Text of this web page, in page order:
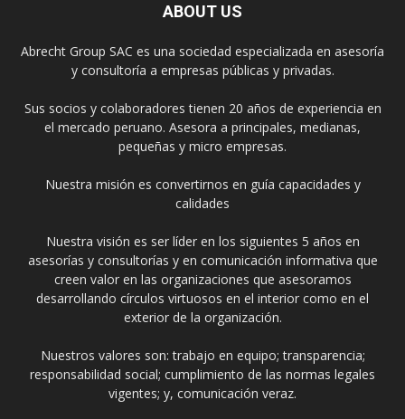
ABOUT US
Abrecht Group SAC es una sociedad especializada en asesoría
y consultoría a empresas públicas y privadas.
Sus socios y colaboradores tienen 20 años de experiencia en
el mercado peruano. Asesora a principales, medianas,
pequeñas y micro empresas.
Nuestra misión es convertirnos en guía capacidades y
calidades
Nuestra visión es ser líder en los siguientes 5 años en
asesorías y consultorías y en comunicación informativa que
creen valor en las organizaciones que asesoramos
desarrollando círculos virtuosos en el interior como en el
exterior de la organización.
Nuestros valores son: trabajo en equipo; transparencia;
responsabilidad social; cumplimiento de las normas legales
vigentes; y, comunicación veraz.